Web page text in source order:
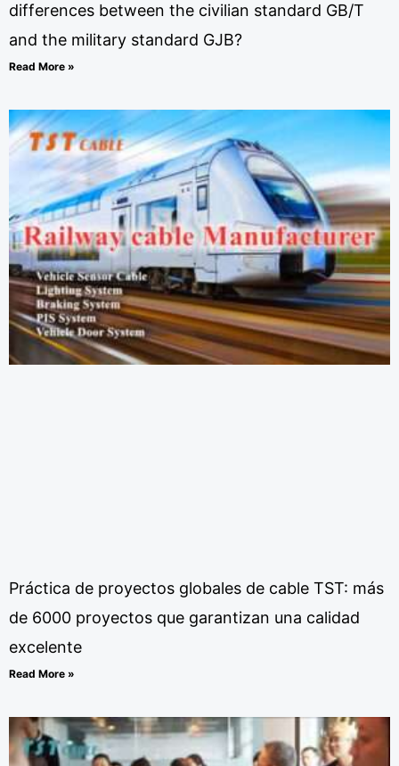
differences between the civilian standard GB/T
and the military standard GJB?
Read More »
Práctica de proyectos globales de cable TST: más
de 6000 proyectos que garantizan una calidad
excelente
Read More »